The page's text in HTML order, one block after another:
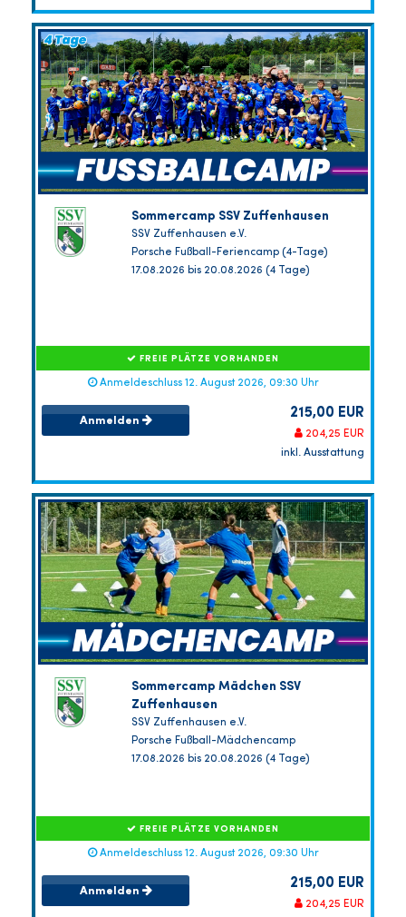
Sommercamp SSV Zuffenhausen
SSV Zuffenhausen e.V.
Porsche Fußball-Feriencamp (4-Tage)
17.08.2026 bis 20.08.2026 (4 Tage)
FREIE PLÄTZE VORHANDEN
Anmeldeschluss 12. August 2026, 09:30 Uhr
Anmelden 215,00 EUR
204,25 EUR
inkl. Ausstattung
Sommercamp Mädchen SSV
Zuffenhausen
SSV Zuffenhausen e.V.
Porsche Fußball-Mädchencamp
17.08.2026 bis 20.08.2026 (4 Tage)
FREIE PLÄTZE VORHANDEN
Anmeldeschluss 12. August 2026, 09:30 Uhr
Anmelden 215,00 EUR
204,25 EUR